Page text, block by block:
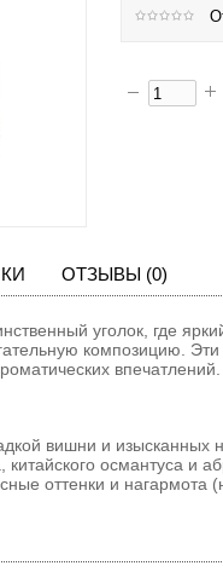
ОТЗЫВЫ (0)
уголок, где
композицию.
впечатлений.
вишни и изысканных
китайского османтуса и
оттенки и нагармота